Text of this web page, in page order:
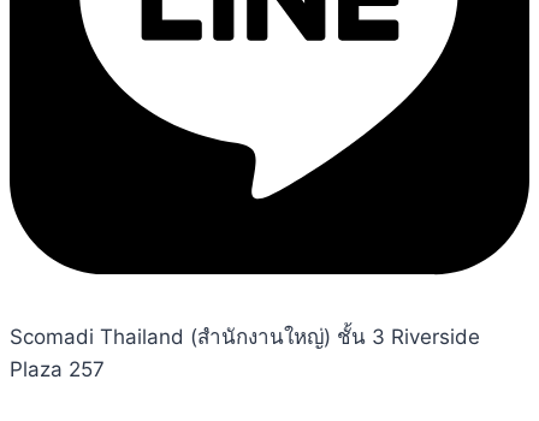
©2023-2025 Scomadi Thailand Ltd. All rights